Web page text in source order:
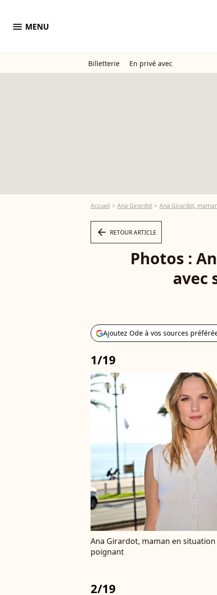
menu MENU
Billetterie En privé avec
Accueil Ana Girardot Ana Girardot,
arrow_left RETOUR ARTICLE
Photos :
avec
Ajoutez Ode à vos sources
1/19
Ana Girardot, maman en
poignant
2/19